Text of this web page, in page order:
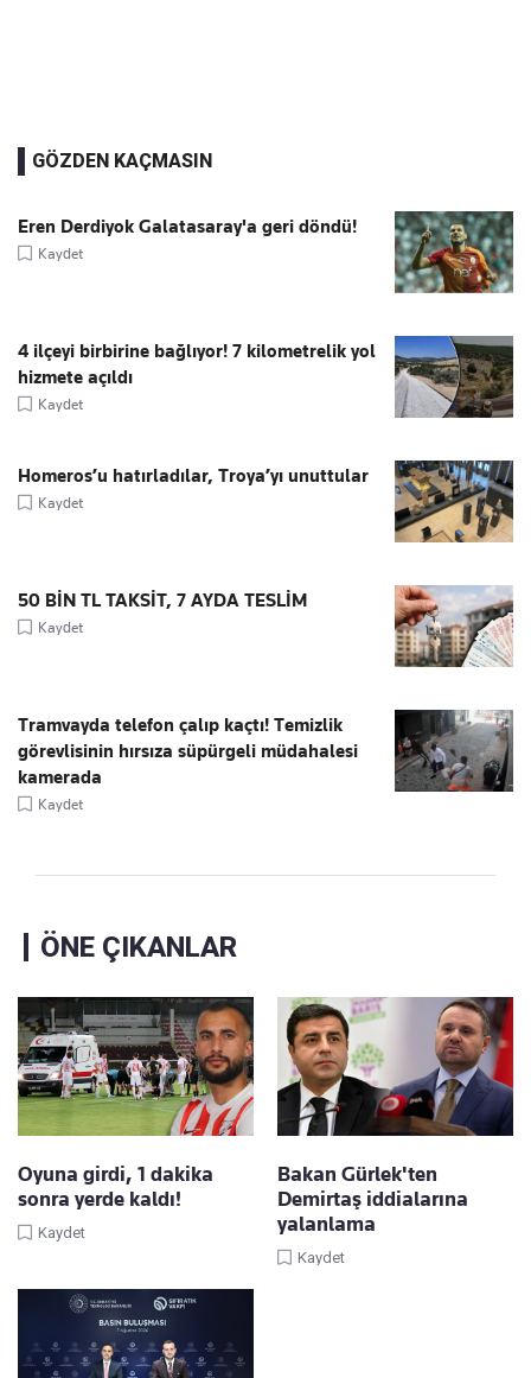
GÖZDEN KAÇMASIN
Eren Derdiyok Galatasaray'a geri döndü!
Kaydet
4 ilçeyi birbirine bağlıyor! 7 kilometrelik yol
hizmete açıldı
Kaydet
Homeros’u hatırladılar, Troya’yı unuttular
Kaydet
50 BİN TL TAKSİT, 7 AYDA TESLİM
Kaydet
Tramvayda telefon çalıp kaçtı! Temizlik
görevlisinin hırsıza süpürgeli müdahalesi
kamerada
Kaydet
ÖNE ÇIKANLAR
Oyuna girdi, 1 dakika
sonra yerde kaldı!
Kaydet
Bakan Gürlek'ten
Demirtaş iddialarına
yalanlama
Kaydet